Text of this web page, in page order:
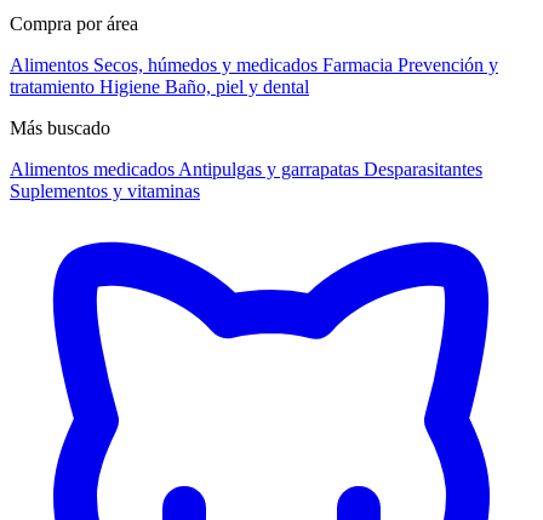
Compra por área
Alimentos Secos, húmedos y medicados Farmacia Prevención y
tratamiento Higiene Baño, piel y dental
Más buscado
Alimentos medicados Antipulgas y garrapatas Desparasitantes
Suplementos y vitaminas